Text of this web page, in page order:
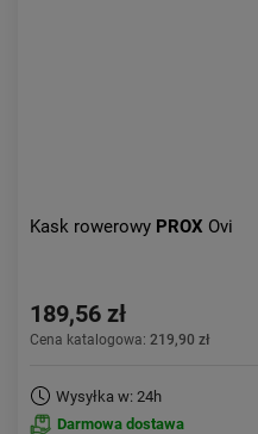
Kask rowerowy PROX Ovi
189,56 zł
Cena katalogowa: 219,90 zł
Wysyłka w: 24h
Darmowa dostawa